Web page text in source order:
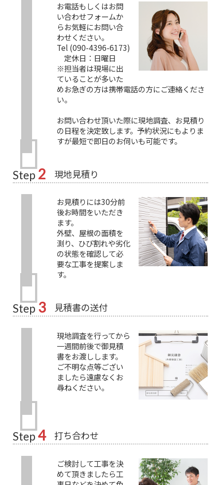
お電話もしくはお問
い合わせフォームか
らお気軽にお問い合
わせください。
Tel (090-4396-6173)
定休日：日曜日
※担当者は現場に出
ていることが多いた
めお急ぎの方は携帯電話の方にご連絡くださ
い。
お問い合わせ頂いた際に現地調査、お見積り
の日程を決定致します。予約状況にもよりま
すが最短で即日のお伺いも可能です。
Step 2 現地見積り
お見積りには30分前
後お時間をいただき
ます。
外壁、屋根の面積を
測り、ひび割れや劣化
の状態を確認して必
要な工事を提案しま
す。
Step 3 見積書の送付
現地調査を行ってから
一週間前後で御見積
書をお渡しします。
ご不明な点等ござい
ましたら遠慮なくお
尋ねください。
Step 4 打ち合わせ
ご検討して工事を決
めて頂きましたら工